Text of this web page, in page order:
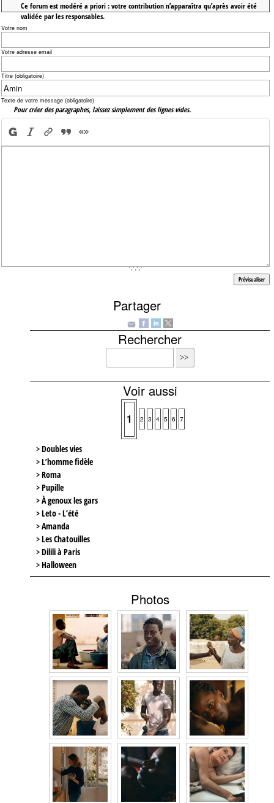
Ce forum est modéré a priori : votre contribution n’apparaîtra qu’après avoir été
validée par les responsables.
Votre nom
Votre adresse email
Titre (obligatoire)
Texte de votre message (obligatoire)
Pour créer des paragraphes, laissez simplement des lignes vides.
Partager
Rechercher
Voir aussi
1 2 3 4 5 6 7
> Doubles vies
> L’homme fidèle
> Roma
> Pupille
> À genoux les gars
> Leto - L’été
> Amanda
> Les Chatouilles
> Dilili à Paris
> Halloween
Photos